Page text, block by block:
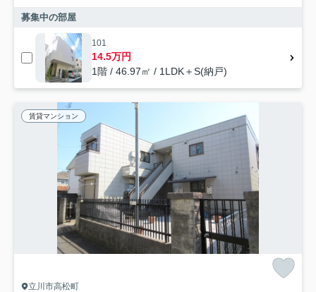
募集中の部屋
101
14.5万円
1階 / 46.97㎡ / 1LDK＋S(納戸)
賃貸マンション
立川市高松町